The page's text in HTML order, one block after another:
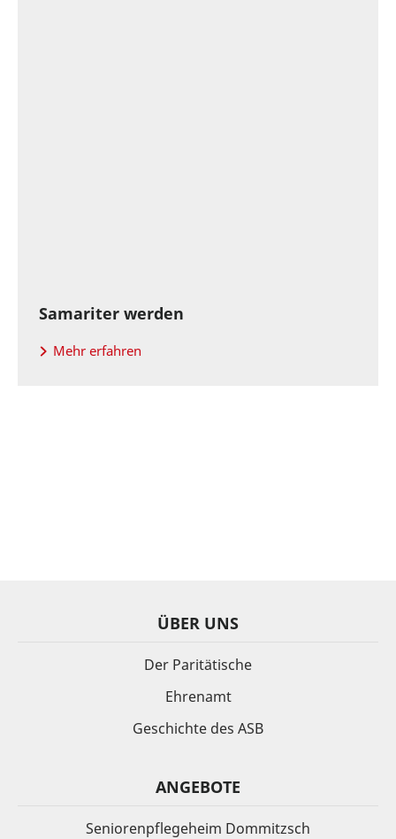
Samariter werden
Mehr erfahren
ÜBER UNS
Der Paritätische
Ehrenamt
Geschichte des ASB
ANGEBOTE
Seniorenpflegeheim Dommitzsch